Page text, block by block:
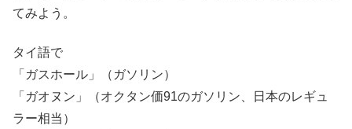
てみよう。
タイ語で
「ガスホール」（ガソリン）
「ガオヌン」（オクタン価91のガソリン、日本のレギュ
ラー相当）